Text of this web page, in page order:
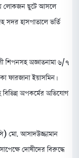
লোকজন ছুটে আসলে
সদর হাসপাতালে ভর্তি
শিপনসহ অজ্ঞাতনামা ৬/৭
ফারজানা ইয়াসমিন।
বিভিন্ন অপকর্মের অভিযোগ
মো. আসাদউজ্জামান
দোষীদের বিরুদ্ধে